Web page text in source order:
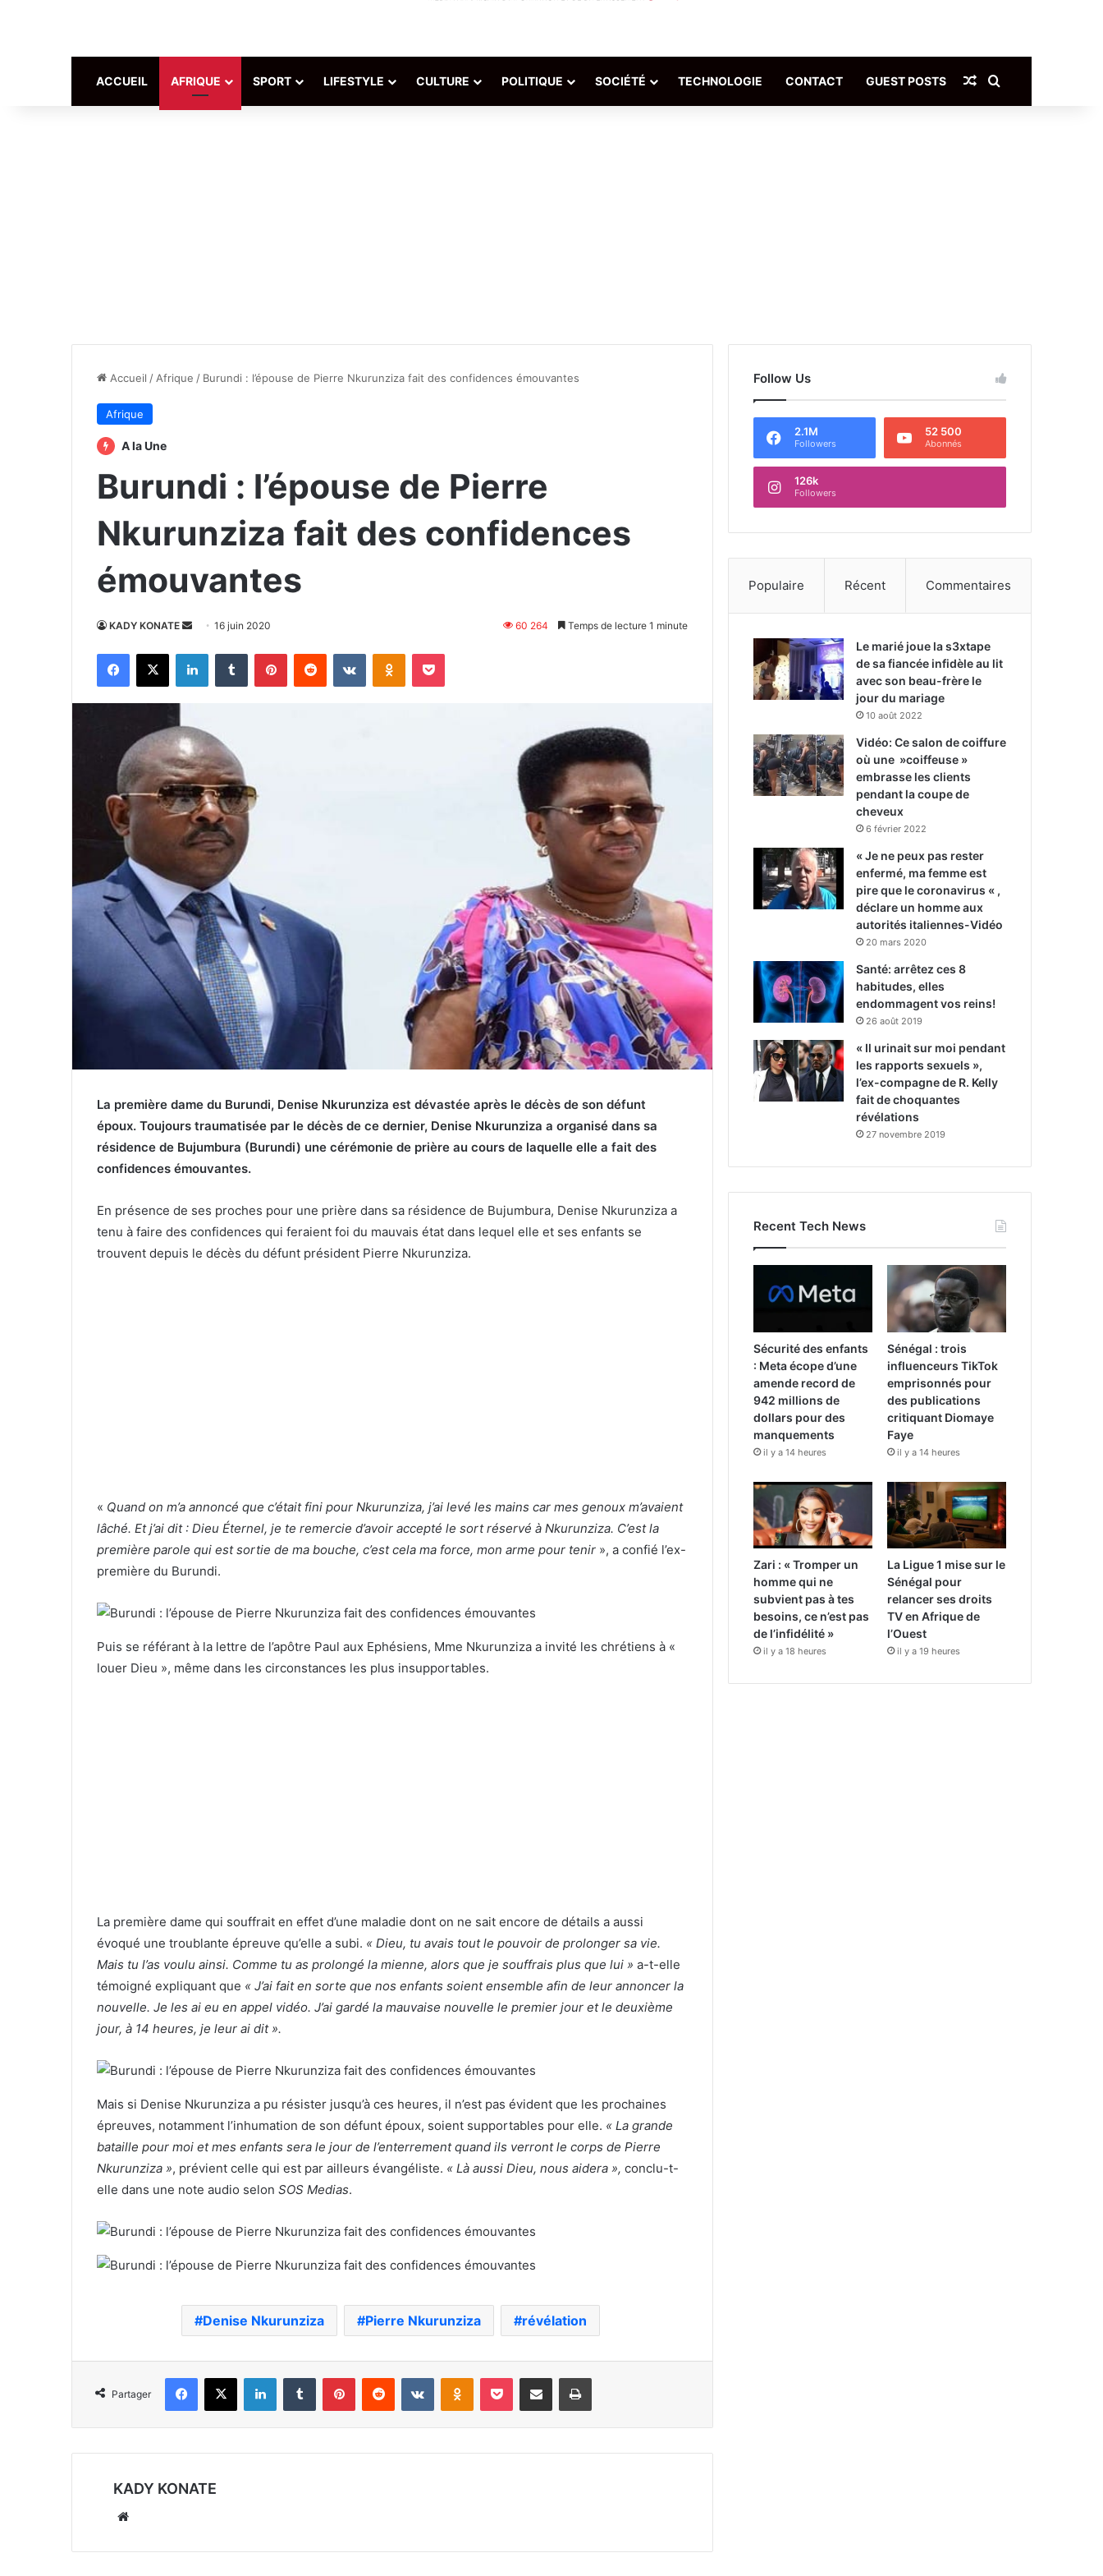
ACCUEIL AFRIQUE SPORT LIFESTYLE CULTURE POLITIQUE SOCIÉTÉ TECHNOLOGIE CONTACT GUEST POSTS Article Aléatoire
Accueil / Afrique / Burundi : l’épouse de Pierre Nkurunziza fait des confidences émouvantes
Afrique
A la Une
Burundi : l’épouse de Pierre
Nkurunziza fait des confidences
émouvantes
KADY KONATE
Envoyer16 juin 2020 60 264 Temps de lecture 1 minute
Facebook
X LinkedinTumblr PinterestReddit VKontakteOdnoklassniki
Pocket
La première dame du Burundi, Denise Nkurunziza est dévastée après le décès de son défunt
époux. Toujours traumatisée par le décès de ce dernier, Denise Nkurunziza a organisé dans sa
résidence de Bujumbura (Burundi) une cérémonie de prière au cours de laquelle elle a fait des
confidences émouvantes.
En présence de ses proches pour une prière dans sa résidence de Bujumbura, Denise Nkurunziza a
tenu à faire des confidences qui feraient foi du mauvais état dans lequel elle et ses enfants se
trouvent depuis le décès du défunt président Pierre Nkurunziza.
« Quand on m’a annoncé que c’était fini pour Nkurunziza, j’ai levé les mains car mes genoux m’avaient
lâché. Et j’ai dit : Dieu Éternel, je te remercie d’avoir accepté le sort réservé à Nkurunziza. C’est la
première parole qui est sortie de ma bouche, c’est cela ma force, mon arme pour tenir », a confié l’ex-
première du Burundi.
Puis se référant à la lettre de l’apôtre Paul aux Ephésiens, Mme Nkurunziza a invité les chrétiens à «
louer Dieu », même dans les circonstances les plus insupportables.
La première dame qui souffrait en effet d’une maladie dont on ne sait encore de détails a aussi
évoqué une troublante épreuve qu’elle a subi. « Dieu, tu avais tout le pouvoir de prolonger sa vie.
Mais tu l’as voulu ainsi. Comme tu as prolongé la mienne, alors que je souffrais plus que lui » a-t-elle
témoigné expliquant que « J’ai fait en sorte que nos enfants soient ensemble afin de leur annoncer la
nouvelle. Je les ai eu en appel vidéo. J’ai gardé la mauvaise nouvelle le premier jour et le deuxième
jour, à 14 heures, je leur ai dit ».
Mais si Denise Nkurunziza a pu résister jusqu’à ces heures, il n’est pas évident que les prochaines
épreuves, notamment l’inhumation de son défunt époux, soient supportables pour elle. « La grande
bataille pour moi et mes enfants sera le jour de l’enterrement quand ils verront le corps de Pierre
Nkurunziza », prévient celle qui est par ailleurs évangéliste. « Là aussi Dieu, nous aidera », conclu-t-
elle dans une note audio selon SOS Medias.
Denise Nkurunziza Pierre Nkurunziza révélation
Partager
Facebook
X LinkedinTumblr PinterestReddit VKontakteOdnoklassniki
Pocket Partager par email Imprimer
KADY KONATE
Follow Us
2.1M
Followers
52 500
Abonnés
126k
Followers
Populaire Récent Commentaires
Le marié joue la s3xtape
de sa fiancée infidèle au lit
avec son beau-frère le
jour du mariage
10 août 2022
Vidéo: Ce salon de coiffure
où une »coiffeuse »
embrasse les clients
pendant la coupe de
cheveux
6 février 2022
« Je ne peux pas rester
enfermé, ma femme est
pire que le coronavirus « ,
déclare un homme aux
autorités italiennes-Vidéo
20 mars 2020
Santé: arrêtez ces 8
habitudes, elles
endommagent vos reins!
26 août 2019
« Il urinait sur moi pendant
les rapports sexuels »,
l’ex-compagne de R. Kelly
fait de choquantes
révélations
27 novembre 2019
Recent Tech News
Sécurité des enfants
: Meta écope d’une
amende record de
942 millions de
dollars pour des
manquements
il y a 14 heures
Sénégal : trois
influenceurs TikTok
emprisonnés pour
des publications
critiquant Diomaye
Faye
il y a 14 heures
Zari : « Tromper un
homme qui ne
subvient pas à tes
besoins, ce n’est pas
de l’infidélité »
il y a 18 heures
La Ligue 1 mise sur le
Sénégal pour
relancer ses droits
TV en Afrique de
l’Ouest
il y a 19 heures